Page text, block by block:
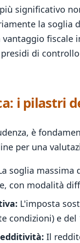
significativo
la soglia
fiscale
di
i pilastri
è
per una
soglia massima
con modalità
L'imposta
condizioni) e del
Il